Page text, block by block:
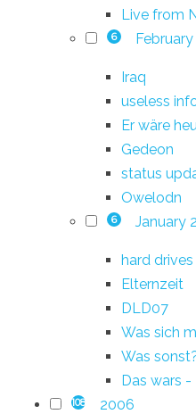
Live from
6
Iraq
useless
Er wäre
Gedeon
status
Owelodn
6 January
hard
Elternzeit
DLD07
Was sich
Was
Das wars -
108 2006